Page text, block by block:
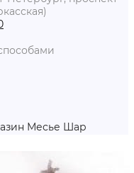
Месье Шар